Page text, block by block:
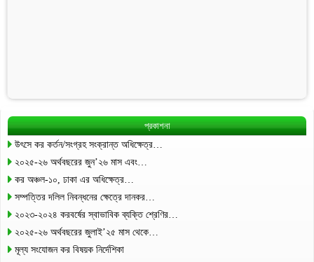
প্রকাশনা
উৎসে কর কর্তন/সংগ্রহ সংক্রান্ত অধিক্ষেত্র…
২০২৫-২৬ অর্থবছরের জুন’২৬ মাস এবং…
কর অঞ্চল-১০, ঢাকা এর অধিক্ষেত্র…
সম্পত্তির দলিল নিবন্ধনের ক্ষেত্রে দানকর…
২০২৩-২০২৪ করবর্ষের স্বাভাবিক ব্যক্তি শ্রেণির…
২০২৫-২৬ অর্থবছরের জুলাই’২৫ মাস থেকে…
মূল্য সংযোজন কর বিষয়ক নির্দেশিকা